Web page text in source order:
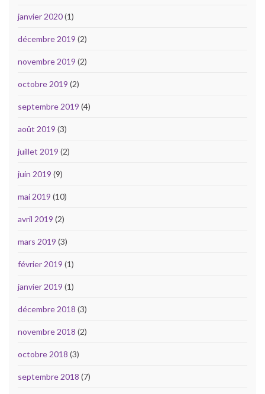
janvier 2020(1)
décembre 2019 (2)
novembre 2019 (2)
octobre 2019 (2)
septembre 2019 (4)
août 2019 (3)
juillet 2019 (2)
juin 2019 (9)
mai 2019 (10)
avril 2019 (2)
mars 2019 (3)
février 2019 (1)
janvier 2019 (1)
décembre 2018 (3)
novembre 2018 (2)
octobre 2018 (3)
septembre 2018 (7)